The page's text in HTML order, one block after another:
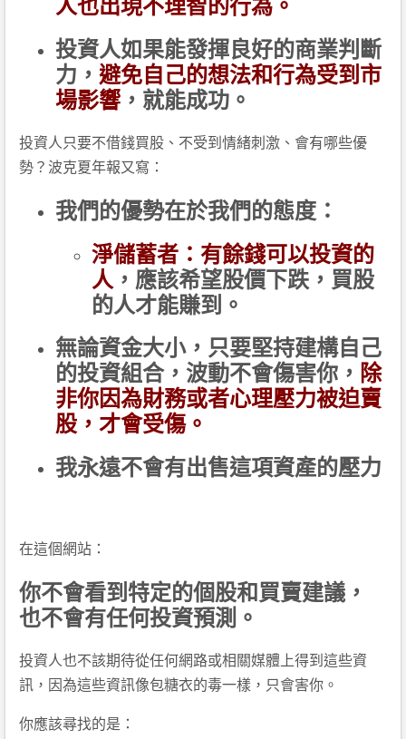
投資人如果能發揮良好的商業判斷
力， 避免自己的想法和行為受到市
場影響 ，就能成功。
投資人只要不借錢買股、不受到情緒刺激、會有哪些優
勢？波克夏年報又寫：
我們的優勢在於我們的態度：
淨儲蓄者：有餘錢可以投資的
人 ，應該希望股價下跌，買股
的人才能賺到。
無論資金大小，只要堅持建構自己
的投資組合，波動不會傷害你， 除
非你因為財務或者心理壓力被迫賣
股，才會受傷。
我永遠不會有出售這項資產的壓力
在這個網站：
你不會看到特定的個股和買賣建議，
也不會有任何投資預測。
投資人也不該期待從任何網路或相關媒體上得到這些資
訊，因為這些資訊像包糖衣的毒一樣，只會害你。
你應該尋找的是：